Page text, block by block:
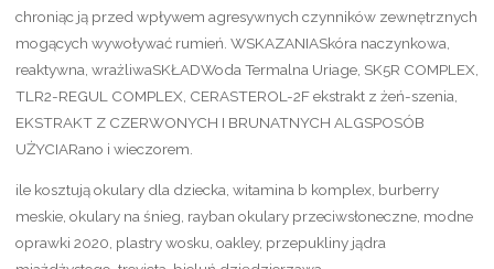
chroniąc ją przed wpływem agresywnych czynników zewnętrznych
mogących wywoływać rumień. WSKAZANIASkóra naczynkowa,
reaktywna, wrażliwaSKŁADWoda Termalna Uriage, SK5R COMPLEX,
TLR2-REGUL COMPLEX, CERASTEROL-2F ekstrakt z żeń-szenia,
EKSTRAKT Z CZERWONYCH I BRUNATNYCH ALGSPOSÓB
UŻYCIARano i wieczorem.
ile kosztują okulary dla dziecka, witamina b komplex, burberry
meskie, okulary na śnieg, rayban okulary przeciwsłoneczne, modne
oprawki 2020, plastry wosku, oakley, przepukliny jądra